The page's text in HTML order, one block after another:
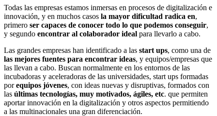
Todas las empresas estamos inmersas en procesos de digitalización e
innovación, y en muchos casos la mayor dificultad radica en,
primero ser capaces de conocer todo lo que podemos conseguir,
y segundo encontrar al colaborador ideal para llevarlo a cabo.
Las grandes empresas han identificado a las start ups, como una de
las mejores fuentes para encontrar ideas, y equipos/empresas que
las llevan a cabo. Buscan normalmente en los entornos de las
incubadoras y aceleradoras de las universidades, start ups formadas
porequipos jóvenes, con ideas nuevas y disruptivas, formados con
las últimas tecnologías, muy motivados, ágiles, etc. que permiten
aportar innovación en la digitalización y otros aspectos permitiendo
a las multinacionales una gran diferenciación.